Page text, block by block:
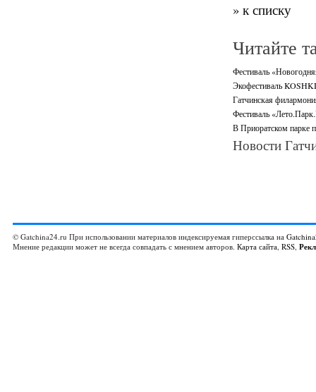
» к списку
Читайте
Фестиваль
Экофестиваль
Гатчинская
Фестиваль
В Приоратском парке
Новости
© Gatchina24.ru При использовании материалов индексируемая гиперссылка на
Мнение редакции может не всегда совпадать с мнением авторов. Карта сайта, RSS,